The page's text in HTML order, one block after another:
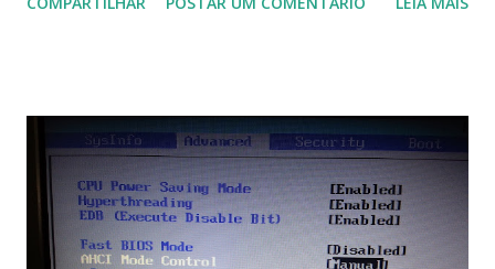
Na última versão 0.100, a coleção contém mais de 8.000